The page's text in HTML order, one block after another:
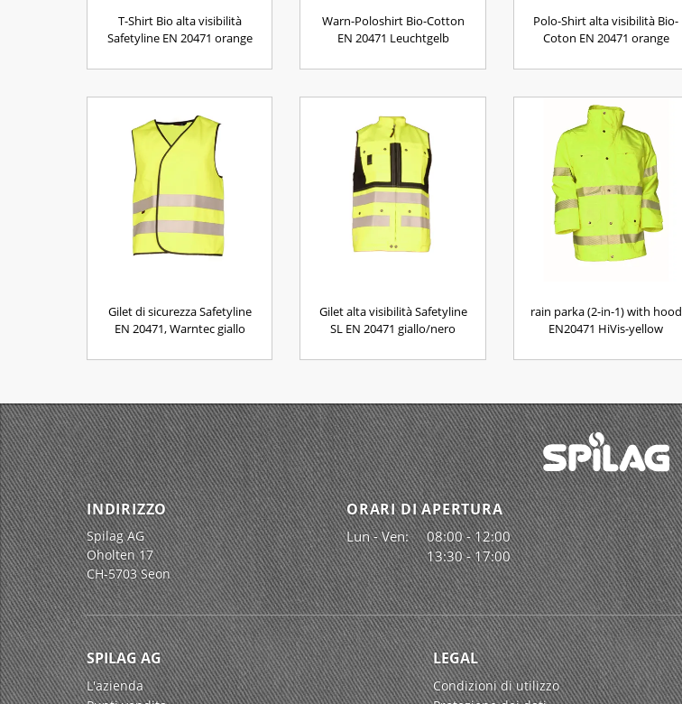
T-Shirt Bio alta visibilità
Safetyline EN 20471 orange
Warn-Poloshirt Bio-Cotton
EN 20471 Leuchtgelb
Polo-Shirt alta visibilità Bio-
Coton EN 20471 orange
Gilet di sicurezza Safetyline
EN 20471, Warntec giallo
Gilet alta visibilità Safetyline
SL EN 20471 giallo/nero
rain parka (2-in-1) with hood
EN20471 HiVis-yellow
INDIRIZZO
Spilag AG
Oholten 17
CH-5703 Seon
ORARI DI APERTURA
Lun - Ven:
08:00 - 12:00
13:30 - 17:00
SPILAG AG
L'azienda
LEGAL
Condizioni di utilizzo